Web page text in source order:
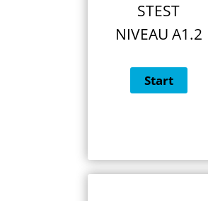
STEST
NIVEAU A1.2